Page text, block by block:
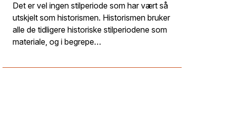
Det er vel ingen stilperiode som har vært så
utskjelt som historismen. Historismen bruker
alle de tidligere historiske stilperiodene som
materiale, og i begrepe…